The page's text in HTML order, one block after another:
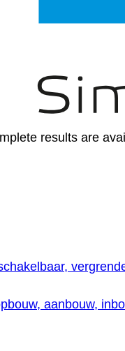
results are
aanbouw,